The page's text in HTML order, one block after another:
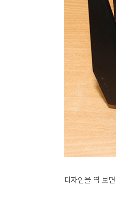
디자인을 딱 보